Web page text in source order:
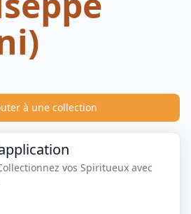
à une collection
vos Spiritueux avec